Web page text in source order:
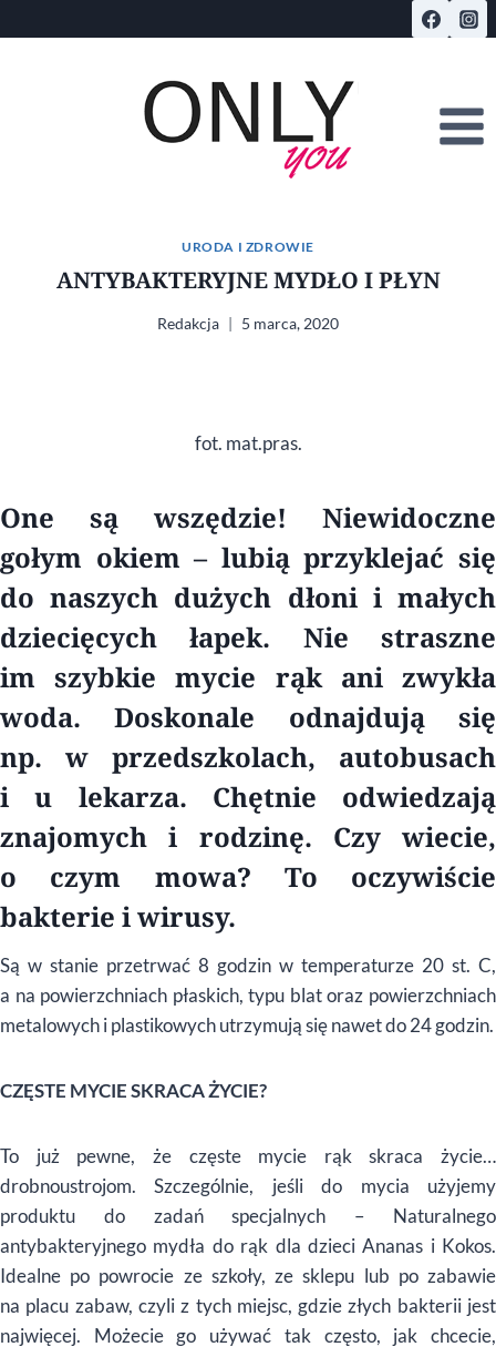
do
URODA I ZDROWIE
ANTYBAKTERYJNE MYDŁO I PŁYN
Redakcja 5 marca, 2020
fot. mat.pras.
One są wszędzie! Niewidoczne
gołym okiem – lubią przyklejać się
do naszych dużych dłoni i małych
dziecięcych łapek. Nie straszne
im szybkie mycie rąk ani zwykła
woda. Doskonale odnajdują się
np. w przedszkolach, autobusach
i u lekarza. Chętnie odwiedzają
znajomych i rodzinę. Czy wiecie,
o czym mowa? To oczywiście
bakterie i wirusy.
Są w stanie przetrwać 8 godzin w temperaturze 20 st. C,
a na powierzchniach płaskich, typu blat oraz powierzchniach
metalowych i plastikowych utrzymują się nawet do 24 godzin.
CZĘSTE MYCIE SKRACA ŻYCIE?
To już pewne, że częste mycie rąk skraca życie…
drobnoustrojom. Szczególnie, jeśli do mycia użyjemy
produktu do zadań specjalnych – Naturalnego
antybakteryjnego mydła do rąk dla dzieci Ananas i Kokos.
Idealne po powrocie ze szkoły, ze sklepu lub po zabawie
na placu zabaw, czyli z tych miejsc, gdzie złych bakterii jest
najwięcej. Możecie go używać tak często, jak chcecie,